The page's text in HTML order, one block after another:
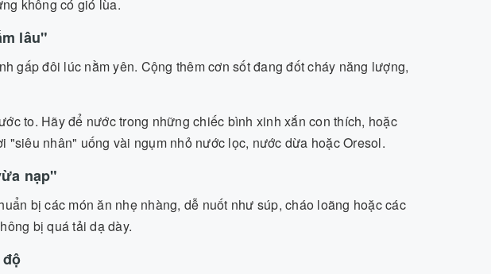
không có gió lùa.
lâu"
gấp đôi lúc nằm yên. Cộng thêm cơn sốt đang đốt cháy năng lượng,
to. Hãy để nước trong những chiếc bình xinh xắn con thích, hoặc
"siêu nhân" uống vài ngụm nhỏ nước lọc, nước dừa hoặc Oresol.
nạp"
bị các món ăn nhẹ nhàng, dễ nuốt như súp, cháo loãng hoặc các
bị quá tải dạ dày.